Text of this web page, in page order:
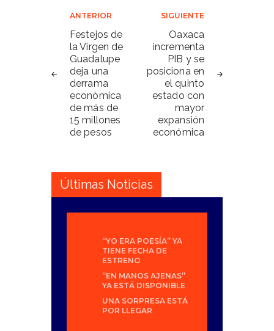
Navegación
de
entradas
ANTERIOR
Festejos de
la Virgen de
Guadalupe
deja una
derrama
económica
de más de
15 millones
de pesos
SIGUIENTE
Oaxaca
incrementa
PIB y se
posiciona en
el quinto
estado con
mayor
expansión
económica
Últimas Noticias
“YO ERA POESÍA” YA
TIENE FECHA DE
ESTRENO
“EN MANOS AJENAS”
YA ESTÁ DISPONIBLE
UNA SORPRESA ESTÁ
POR LLEGAR